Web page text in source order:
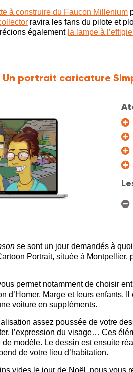
à construire du Faucon Millenium
ravira les fans du pilote et
également la lampe à
Un portrait caricature
se sont un jour demandés à
Portrait, située à Montpellier,
permet notamment de choisir
d’Homer, Marge et leurs enfants.
voiture en suppléments.
assez poussée de votre
l’expression du visage… Ces
modèle. Le dessin est ensuite
de votre lieu d’habitation.